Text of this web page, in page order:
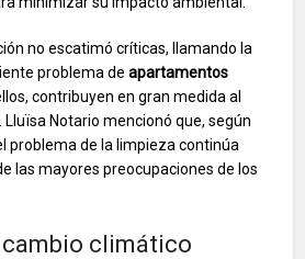
no escatimó críticas, llamando la
problema deapartamentos
contribuyen en gran medida al
Lluïsa Notario mencionó que, según
problema de la limpieza continúa
las mayores preocupaciones de los
climático